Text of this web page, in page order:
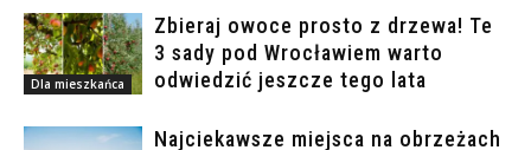
Dla mieszkańca
Zbieraj owoce prosto z drzewa! Te
3 sady pod Wrocławiem warto
odwiedzić jeszcze tego lata
Najciekawsze miejsca na obrzeżach